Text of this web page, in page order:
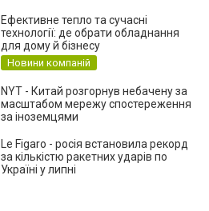
Ефективне тепло та сучасні
технології: де обрати обладнання
для дому й бізнесу
Новини компаній
NYT - Китай розгорнув небачену за
масштабом мережу спостереження
за іноземцями
Le Figaro - росія встановила рекорд
за кількістю ракетних ударів по
Україні у липні